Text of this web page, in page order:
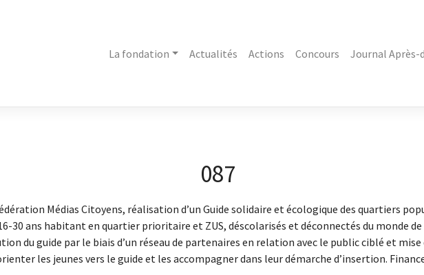
La fondation
Actualités Actions Concours Journal Après-
087
Médias Citoyens, réalisation d’un Guide solidaire et écologique des quartiers
30 ans habitant en quartier prioritaire et ZUS, déscolarisés et déconnectés du monde
du guide par le biais d’un réseau de partenaires en relation avec le public ciblé et
les jeunes vers le guide et les accompagner dans leur démarche d’insertion.